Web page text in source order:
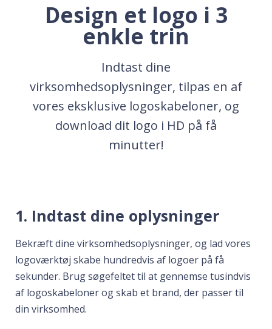
Design et logo i 3
enkle trin
Indtast dine
virksomhedsoplysninger, tilpas en af
vores eksklusive logoskabeloner, og
download dit logo i HD på få
minutter!
1. Indtast dine oplysninger
Bekræft dine virksomhedsoplysninger, og lad vores
logoværktøj skabe hundredvis af logoer på få
sekunder. Brug søgefeltet til at gennemse tusindvis
af logoskabeloner og skab et brand, der passer til
din virksomhed.